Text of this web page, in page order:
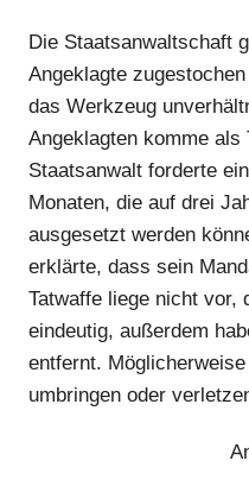
Die Staatsanwaltschaft
Angeklagte
das Werkzeug
Angeklagten komme
Staatsanwalt forderte
Monaten, die auf drei
ausgesetzt werden
erklärte, dass sein
Tatwaffe liege nicht vor,
eindeutig, außerdem
entfernt.
umbringen oder